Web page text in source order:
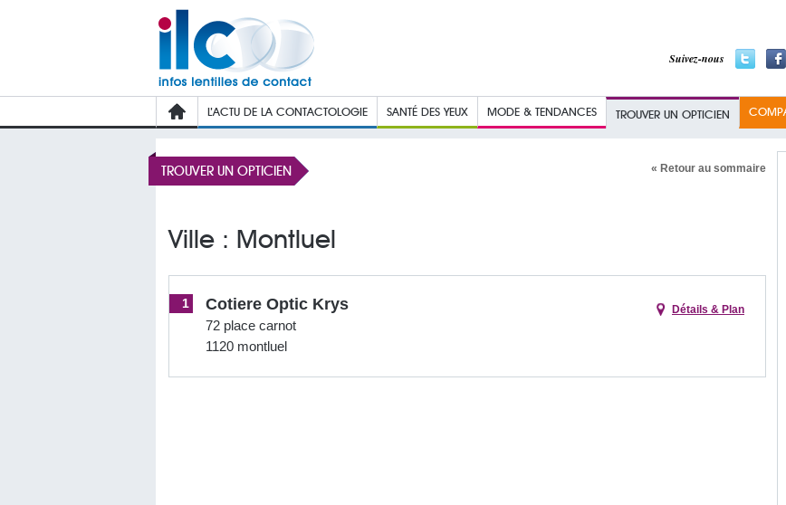
Suivez-nous
L’ACTU DE LA CONTACTOLOGIE SANTÉ DES YEUX MODE & TENDANCES TROUVER UN OPTICIEN
TROUVER UN OPTICIEN « Retour au sommaire
Ville : Montluel
1 Cotiere Optic Krys
72 place carnot
1120 montluel
Détails & Plan